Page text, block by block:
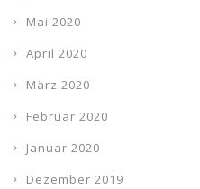
Mai 2020
April 2020
März 2020
Februar 2020
Januar 2020
Dezember 2019